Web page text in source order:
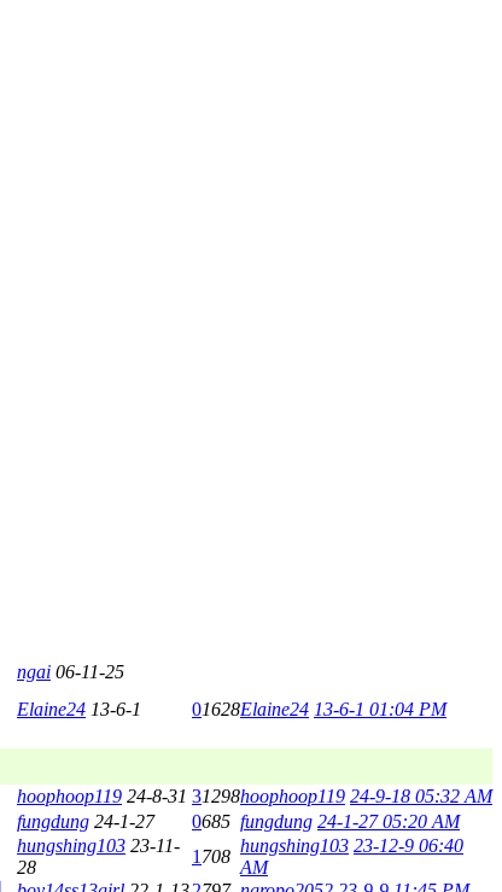
ngai 06-11-25
Elaine24 13-6-1 01628Elaine24 13-6-1 01:04 PM
hoophoop119 24-8-31 31298hoophoop119 24-9-18 05:32 AM
fungdung 24-1-27 0685 fungdung 24-1-27 05:20 AM
hungshing103 23-11-
28
1 708
hungshing103 23-12-9 06:40
AM